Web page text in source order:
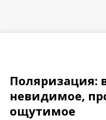
Поляризация:
невидимое,
ощутимое